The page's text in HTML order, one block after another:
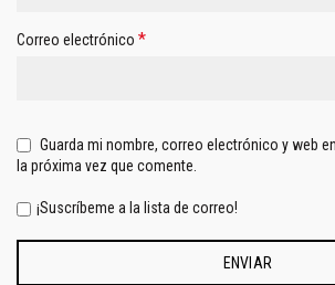
Correo electrónico *
Guarda mi nombre, correo electrónico y web
la próxima vez que comente.
¡Suscríbeme a la lista de correo!